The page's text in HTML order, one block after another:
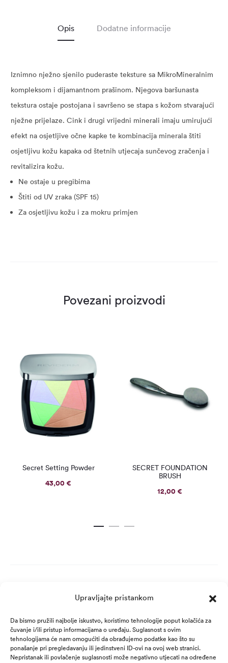
Upravljajte pristankom
Da bismo pružili najbolje iskustvo, koristimo tehnologije poput kolačića za
čuvanje i/ili pristup informacijama o uređaju. Suglasnost s ovim
tehnologijama će nam omogućiti da obrađujemo podatke kao što su
ponašanje pri pregledavanju ili jedinstveni ID-ovi na ovoj web stranici.
Nepristanak ili povlačenje suglasnosti može negativno utjecati na određene
Opis Dodatne informacije
Iznimno nježno sjenilo puderaste teksture sa MikroMineralnim
kompleksom i dijamantnom prašinom. Njegova baršunasta
tekstura ostaje postojana i savršeno se stapa s kožom stvarajući
nježne prijelaze. Cink i drugi vrijedni minerali imaju umirujući
efekt na osjetljive očne kapke te kombinacija minerala štiti
osjetljivu kožu kapaka od štetnih utjecaja sunčevog zračenja i
revitalizira kožu.
Ne ostaje u pregibima
Štiti od UV zraka (SPF 15)
Za osjetljivu kožu i za mokru primjen
Povezani proizvodi
Secret Setting Powder
43,00€
SECRET FOUNDATION
BRUSH
12,00€